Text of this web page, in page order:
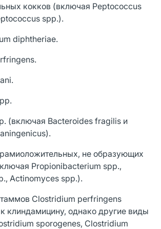
кокков (включая Peptococcus
spp.).
diphtheriae.
(включая Bacteroides fragilis и
не образующих
Propionibacterium spp.,
Actinomyces spp.).
Clostridium perfringens
клиндамицину, однако другие виды
sporogenes, Clostridium